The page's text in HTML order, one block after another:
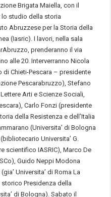
Brigata Maiella, con il
lo studio della storia
Abruzzese per la Storia della
(Iasric). I lavori, nella sala
prenderanno il via
alle 20. Interverranno Nicola
di Chieti-Pescara – presidente
Pescarabruzzo), Stefano
Arti e Scienze Sociali,
), Carlo Fonzi (presidente
della Resistenza e dell’Italia
(Universita’ di Bologna
Universita’ G.
scientifico IASRIC), Marco De
Guido Neppi Modona
Universita’ di Roma La
Presidenza della
di Bologna). Sabato il